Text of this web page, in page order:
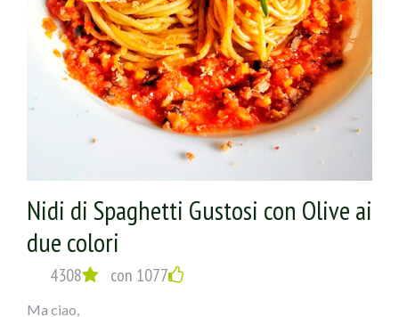
Nidi di Spaghetti Gustosi con Olive ai
due colori
4308 con 1077
Ma ciao,